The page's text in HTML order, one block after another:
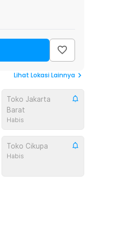
Lihat Lokasi Lainnya
Toko Jakarta
Barat
Habis
Toko Cikupa
Habis